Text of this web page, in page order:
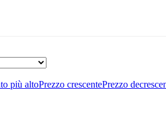
più altoPrezzo crescentePrezzo